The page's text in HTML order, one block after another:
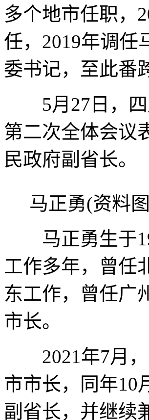
多个地市任职，
任，2019年调任
委书记，至此番
5月27日，四
第二次全体会议
民政府副省长。
马正勇(资料
马正勇生于
工作多年，曾任
东工作，曾任广
市长。
2021年7月，
市市长，同年10
副省长，并继续